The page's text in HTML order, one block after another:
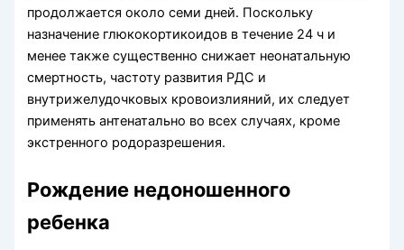
продолжается около семи дней. Поскольку
назначение глюкокортикоидов в течение 24 ч и
менее также существенно снижает неонатальную
смертность, частоту развития РДС и
внутрижелудочковых кровоизлияний, их следует
применять антенатально во всех случаях, кроме
экстренного родоразрешения.
Рождение недоношенного
ребенка